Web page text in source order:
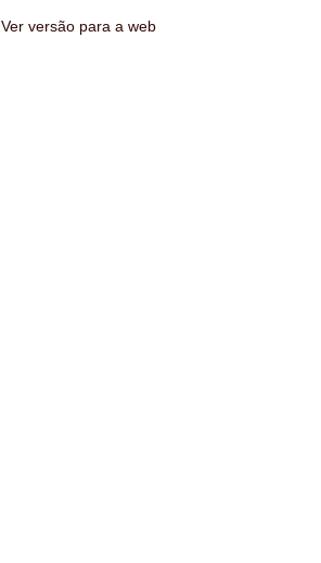
Ver versão para a web